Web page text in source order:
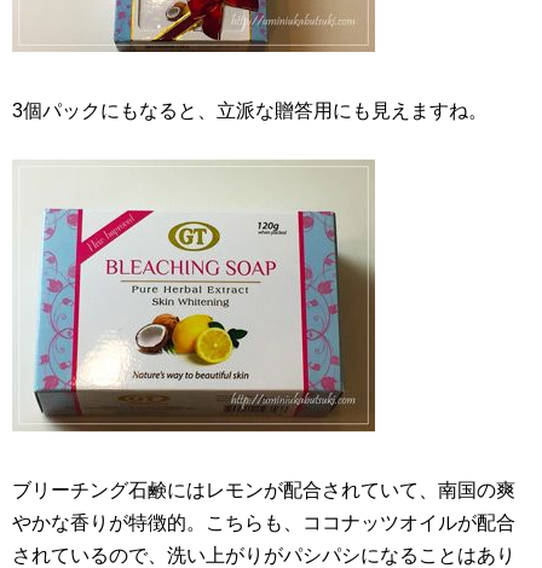
3個パックにもなると、立派な贈答用にも見えますね。
ブリーチング石鹸にはレモンが配合されていて、南国の爽
やかな香りが特徴的。こちらも、ココナッツオイルが配合
されているので、洗い上がりがパシパシになることはあり